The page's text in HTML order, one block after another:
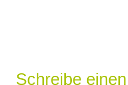
Schreibe einen